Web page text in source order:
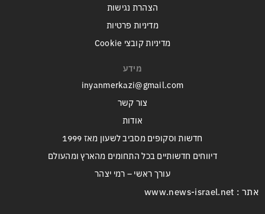
הצהרת נגישות
מדיניות פרטיות
מדיניות קובצי Cookie
מידע
inyanmerkazi@gmail.com
צור קשר
אודות
חדשות וסקופים מסביב לשעון מאז 1999
דיווחים חדשותיים בכל התחומים מהארץ ומהעולם
עורך ראשי – רמי יצהר
אתר : www.news-israel.net